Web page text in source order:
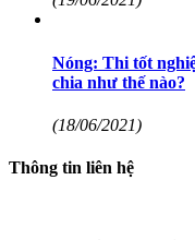
Nóng: Thi tốt
chia như thế nào?
(18/06/2021)
Thông tin liên hệ